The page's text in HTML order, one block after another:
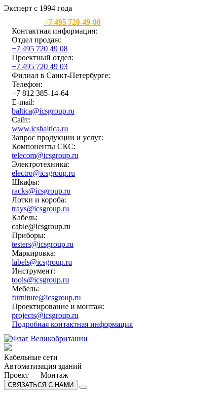
Эксперт с 1994 года
+7 495 720-49-00
Контактная информация:
Отдел продаж:
+7 495 720 49 08
Проектный отдел:
+7 495 720 49 03
Филиал в Санкт-Петербурге:
Телефон:
+7 812 385-14-64
E-mail:
baltica@icsgroup.ru
Сайт:
www.icsbaltica.ru
Запрос продукции и услуг:
Компоненты СКС:
telecom@icsgroup.ru
Электротехника:
electro@icsgroup.ru
Шкафы:
racks@icsgroup.ru
Лотки и короба:
trays@icsgroup.ru
Кабель:
cable@icsgroup.ru
Приборы:
testers@icsgroup.ru
Маркировка:
labels@icsgroup.ru
Инструмент:
tools@icsgroup.ru
Мебель:
furniture@icsgroup.ru
Проектирование и монтаж:
projects@icsgroup.ru
Подробная контактная информация
Кабельные сети
Автоматизация зданий
Проект — Монтаж
СВЯЗАТЬСЯ С НАМИ